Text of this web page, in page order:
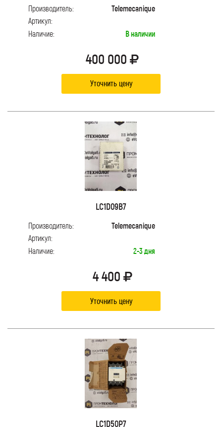
Производитель:
Telemecanique
Артикул:
Наличие:
В наличии
400 000
Уточнить цену
LC1D09B7
Производитель:
Telemecanique
Артикул:
Наличие:
2-3 дня
4 400
Уточнить цену
LC1D50P7